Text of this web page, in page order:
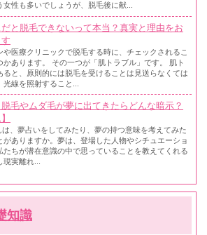
女性も多いでしょうが、脱毛後に献...
と脱毛できないって本当？真実と理由をお
や医療クリニックで脱毛する時に、チェックされるこ
かあります。 その一つが「肌トラブル」です。 肌ト
ると、原則的には脱毛を受けることは見送らなくては
線を照射すること...
毛やムダ毛が夢に出てきたらどんな暗示？
、夢占いをしてみたり、夢の持つ意味を考えてみた
がありますか。夢は、登場した人物やシチュエーショ
たちが潜在意識の中で思っていることを教えてくれる
実離れ...
知識